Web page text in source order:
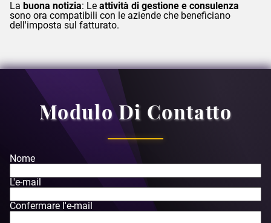
La buona notizia: Le attività di gestione e consulenza
sono ora compatibili con le aziende che beneficiano
dell'imposta sul fatturato.
Modulo Di Contatto
Nome
L'e-mail
Confermare l'e-mail